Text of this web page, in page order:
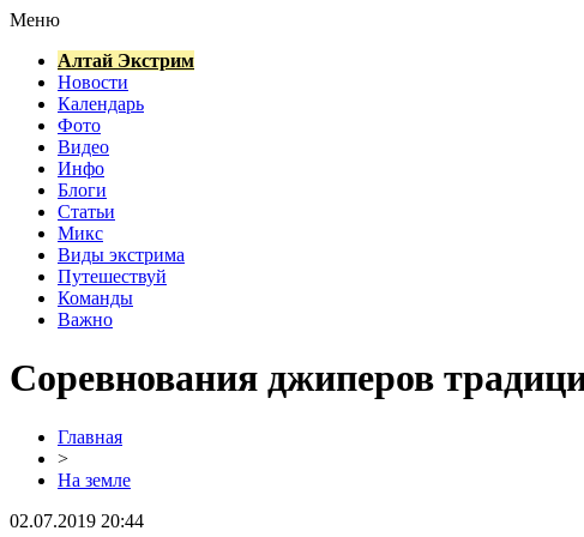
Меню
Алтай Экстрим
Новости
Календарь
Фото
Видео
Инфо
Блоги
Статьи
Микс
Виды экстрима
Путешествуй
Команды
Важно
Соревнования джиперов
Главная
>
На земле
02.07.2019 20:44